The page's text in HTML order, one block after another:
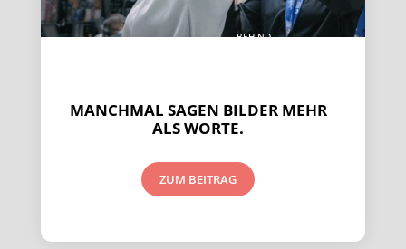
BEHIND
MANCHMAL SAGEN BILDER MEHR
ALS WORTE.
ZUM BEITRAG